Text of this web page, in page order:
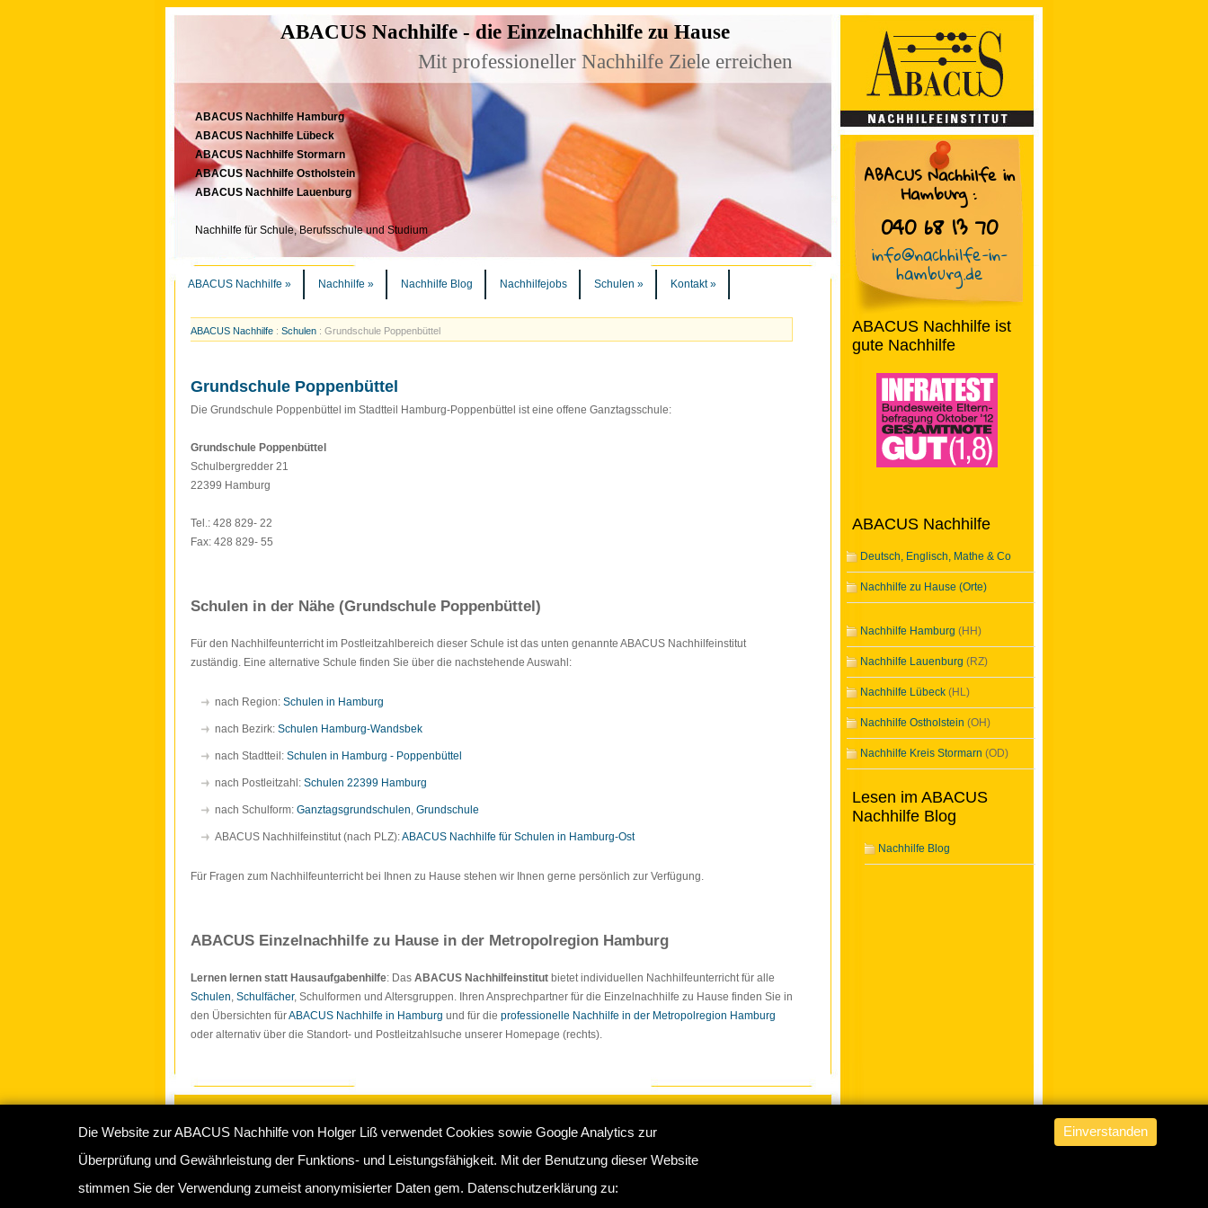
ABACUS Nachhilfe in
Hamburg:
040 68 13 70
info@nachhilfe-in-
hamburg.de
ABACUS Nachhilfe - die Einzelnachhilfe zu Hause
Mit professioneller Nachhilfe Ziele erreichen
ABACUS Nachhilfe Hamburg
ABACUS Nachhilfe Lübeck
ABACUS Nachhilfe Stormarn
ABACUS Nachhilfe Ostholstein
ABACUS Nachhilfe Lauenburg
Nachhilfe für Schule, Berufsschule und Studium
ABACUS Nachhilfe » Nachhilfe » Nachhilfe Blog Nachhilfejobs Schulen » Kontakt»
ABACUS Nachhilfe : Schulen : Grundschule Poppenbüttel
Grundschule Poppenbüttel
Die Grundschule Poppenbüttel im Stadtteil Hamburg-Poppenbüttel ist eine offene Ganztagsschule:
Grundschule Poppenbüttel
Schulbergredder 21
22399 Hamburg
Tel.: 428 829- 22
Fax: 428 829- 55
Schulen in der Nähe (Grundschule Poppenbüttel)
Für den Nachhilfeunterricht im Postleitzahlbereich dieser Schule ist das unten genannte ABACUS Nachhilfeinstitut
zuständig. Eine alternative Schule finden Sie über die nachstehende Auswahl:
nach Region: Schulen in Hamburg
nach Bezirk: Schulen Hamburg-Wandsbek
nach Stadtteil: Schulen in Hamburg - Poppenbüttel
nach Postleitzahl: Schulen 22399 Hamburg
nach Schulform: Ganztagsgrundschulen, Grundschule
ABACUS Nachhilfeinstitut (nach PLZ):ABACUS Nachhilfe für Schulen in Hamburg-Ost
Für Fragen zum Nachhilfeunterricht bei Ihnen zu Hause stehen wir Ihnen gerne persönlich zur Verfügung.
ABACUS Einzelnachhilfe zu Hause in der Metropolregion Hamburg
Lernen lernen statt Hausaufgabenhilfe: Das ABACUS Nachhilfeinstitut bietet individuellen Nachhilfeunterricht für alle
Schulen, Schulfächer, Schulformen und Altersgruppen. Ihren Ansprechpartner für die Einzelnachhilfe zu Hause finden Sie in
den Übersichten fürABACUS Nachhilfe in Hamburg und für die professionelle Nachhilfe in der Metropolregion Hamburg
oder alternativ über die Standort- und Postleitzahlsuche unserer Homepage (rechts).
ABACUS Nachhilfe ist
gute Nachhilfe
ABACUS Nachhilfe
Deutsch, Englisch, Mathe & Co
Nachhilfe zu Hause (Orte)
Nachhilfe Hamburg (HH)
Nachhilfe Lauenburg (RZ)
Nachhilfe Lübeck (HL)
Nachhilfe Ostholstein (OH)
Nachhilfe Kreis Stormarn (OD)
Lesen im ABACUS
Nachhilfe Blog
Nachhilfe Blog
Copyright © 2009-2026ABACUS Nachhilfe Hamburg:Impressum/Sitemap/Datenschutz /Kontakt
Abacus Nachhilfeinstitut Hamburg, Sperberkamp 16 b, 22175 Hamburg - Telefon: 040 - 681370 / 60761683
Die Website zur ABACUS Nachhilfe von Holger Liß verwendet Cookies sowie Google Analytics zur
Überprüfung und Gewährleistung der Funktions- und Leistungsfähigkeit. Mit der Benutzung dieser Website
stimmen Sie der Verwendung zumeist anonymisierter Daten gem. Datenschutzerklärung zu:
Einverstanden